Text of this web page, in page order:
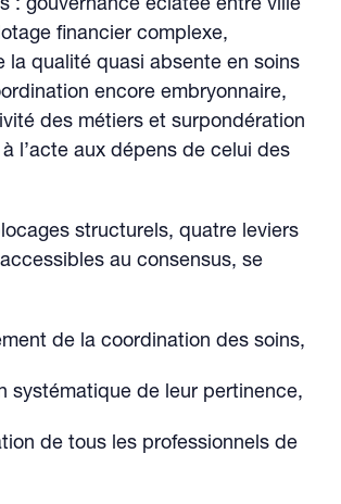
: gouvernance éclatée entre ville
financier complexe,
la qualité quasi absente en soins
encore embryonnaire,
des métiers et surpondération
l’acte aux dépens de celui des
structurels, quatre leviers
au consensus, se
de la coordination des soins,
systématique de leur pertinence,
de tous les professionnels de